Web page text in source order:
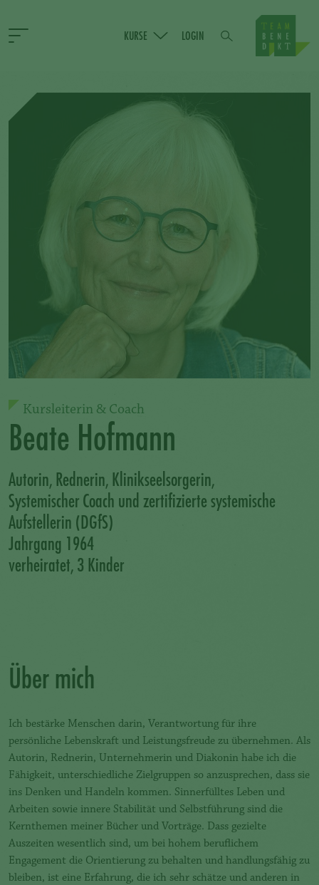
KURSE LOGIN
Kursleiterin & Coach
Beate Hofmann
Autorin, Rednerin, Klinikseelsorgerin,
Systemischer Coach und zertifizierte systemische
Aufstellerin (DGfS)
Jahrgang 1964
verheiratet, 3 Kinder
Über mich
Ich bestärke Menschen darin, Verantwortung für ihre
persönliche Lebenskraft und Leistungsfreude zu übernehmen. Als
Autorin, Rednerin, Unternehmerin und Diakonin habe ich die
Fähigkeit, unterschiedliche Zielgruppen so anzusprechen, dass sie
ins Denken und Handeln kommen. Sinnerfülltes Leben und
Arbeiten sowie innere Stabilität und Selbstführung sind die
Kernthemen meiner Bücher und Vorträge. Dass gezielte
Auszeiten wesentlich sind, um bei hohem beruflichem
Engagement die Orientierung zu behalten und handlungsfähig zu
bleiben, ist eine Erfahrung, die ich sehr schätze und anderen in